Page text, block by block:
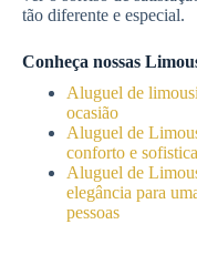
tão diferente e especial.
Conheça nossas
Aluguel de
ocasião
Aluguel de
conforto e
Aluguel de
elegância para
pessoas